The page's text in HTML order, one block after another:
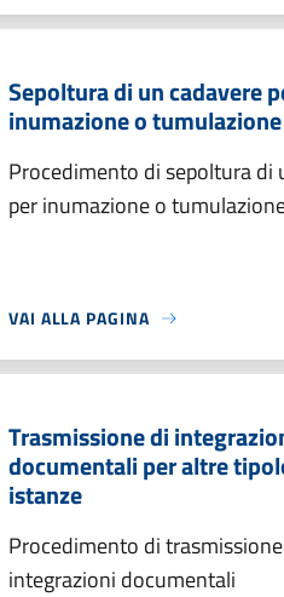
Sepoltura di un cadavere
inumazione o tumulazione
Procedimento di sepoltura di
per inumazione o
VAI ALLA PAGINA
Trasmissione di
documentali per altre
istanze
Procedimento di
integrazioni documentali